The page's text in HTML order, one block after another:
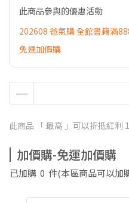
此商品參與的優惠活動
202608 爸氣購 全館書籍滿
免運加價購
此商品 「 最高 」可以折抵紅利
加價購-免運加價購
已加購 0 件(本區商品可以加